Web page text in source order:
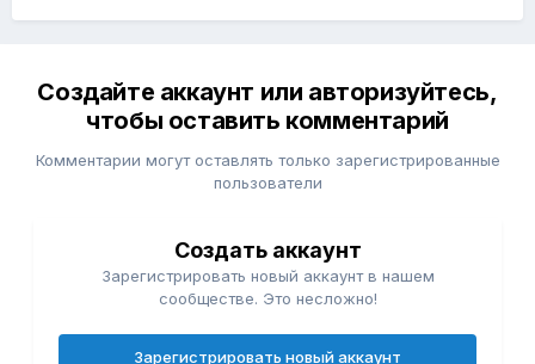
Создайте аккаунт или авторизуйтесь,
чтобы оставить комментарий
Комментарии могут оставлять только зарегистрированные
пользователи
Создать аккаунт
Зарегистрировать новый аккаунт в нашем
сообществе. Это несложно!
Зарегистрировать новый аккаунт